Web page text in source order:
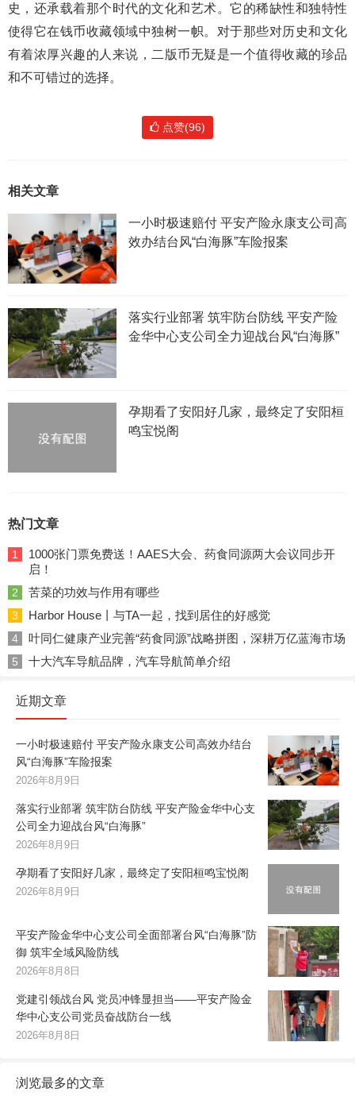
史，还承载着那个时代的文化和艺术。它的稀缺性和独特性
使得它在钱币收藏领域中独树一帜。对于那些对历史和文化
有着浓厚兴趣的人来说，二版币无疑是一个值得收藏的珍品
和不可错过的选择。
点赞(96)
相关文章
一小时极速赔付 平安产险永康支公司高
效办结台风“白海豚”车险报案
落实行业部署 筑牢防台防线 平安产险
金华中心支公司全力迎战台风“白海豚”
孕期看了安阳好几家，最终定了安阳桓
鸣宝悦阁
热门文章
1
1000张门票免费送！AAES大会、药食同源两大会议同步开
启！
2 苦菜的功效与作用有哪些
3 Harbor House丨与TA一起，找到居住的好感觉
4 叶同仁健康产业完善“药食同源”战略拼图，深耕万亿蓝海市场
5 十大汽车导航品牌，汽车导航简单介绍
近期文章
一小时极速赔付 平安产险永康支公司高效办结台
风“白海豚”车险报案
2026年8月9日
落实行业部署 筑牢防台防线 平安产险金华中心支
公司全力迎战台风“白海豚”
2026年8月9日
孕期看了安阳好几家，最终定了安阳桓鸣宝悦阁
2026年8月9日
平安产险金华中心支公司全面部署台风“白海豚”防
御 筑牢全域风险防线
2026年8月8日
党建引领战台风 党员冲锋显担当——平安产险金
华中心支公司党员奋战防台一线
2026年8月8日
浏览最多的文章